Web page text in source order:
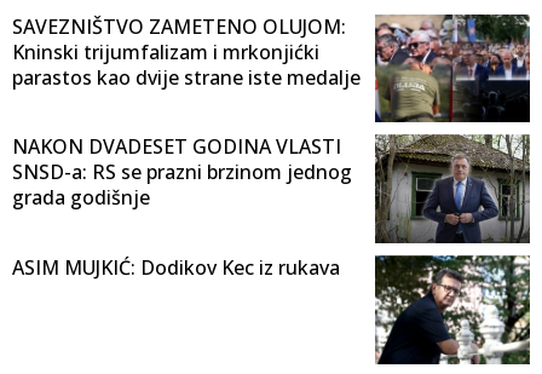
SAVEZNIŠTVO ZAMETENO OLUJOM:
Kninski trijumfalizam i mrkonjićki
parastos kao dvije strane iste medalje
NAKON DVADESET GODINA VLASTI
SNSD-a: RS se prazni brzinom jednog
grada godišnje
ASIM MUJKIĆ: Dodikov Kec iz rukava